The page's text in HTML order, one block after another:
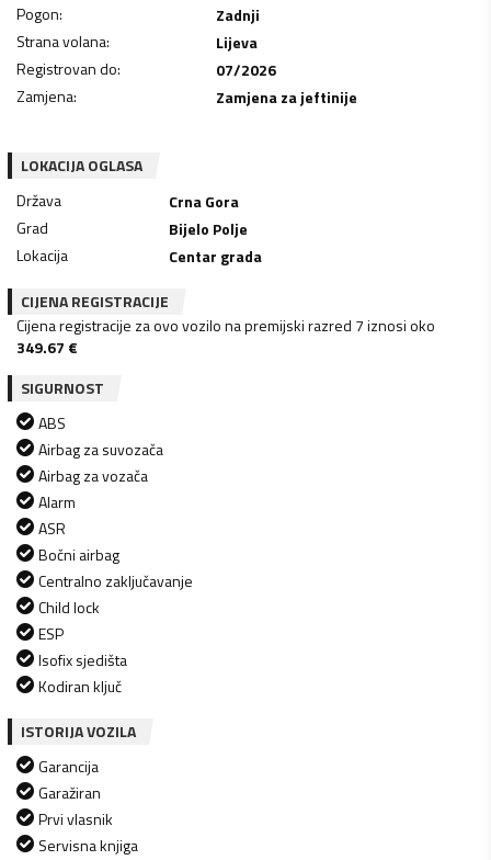
Pogon:
Zadnji
Strana volana:
Lijeva
Registrovan do:
07/2026
Zamjena: Zamjena za jeftinije
LOKACIJA OGLASA
Država
Crna Gora
Grad
Bijelo Polje
Lokacija
Centar grada
CIJENA REGISTRACIJE
Cijena registracije za ovo vozilo na premijski razred 7 iznosi oko
349.67 €
SIGURNOST
ABS
Airbag za suvozača
Airbag za vozača
Alarm
ASR
Bočni airbag
Centralno zaključavanje
Child lock
ESP
Isofix sjedišta
Kodiran ključ
ISTORIJA VOZILA
Garancija
Garažiran
Prvi vlasnik
Servisna knjiga